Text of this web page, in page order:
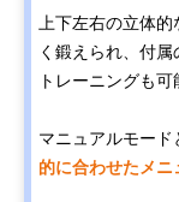
上下左右の立体
く鍛えられ、付
トレーニングも可
マニュアルモード
的に合わせたメニ